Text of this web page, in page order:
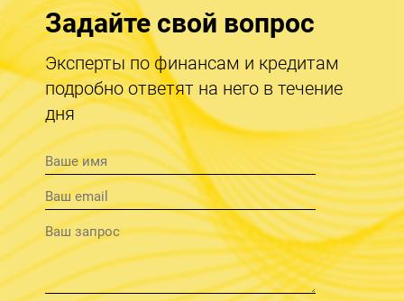
Задайте свой вопрос
Эксперты по финансам и кредитам
подробно ответят на него в течение
дня